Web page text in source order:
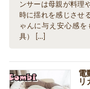
ンサーは母親が料理
時に揺れを感じさせ
ゃんに与え安心感
具） […]
電
リ